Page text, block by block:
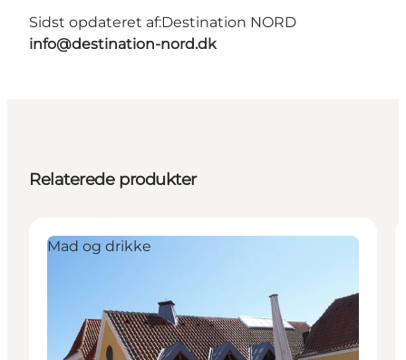
Sidst opdateret af:Destination NORD
info@destination-nord.dk
Relaterede produkter
Mad og drikke